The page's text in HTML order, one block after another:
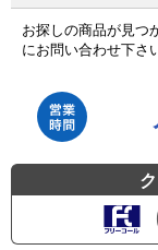
お探しの商品が見つ
にお問い合わせ下さ